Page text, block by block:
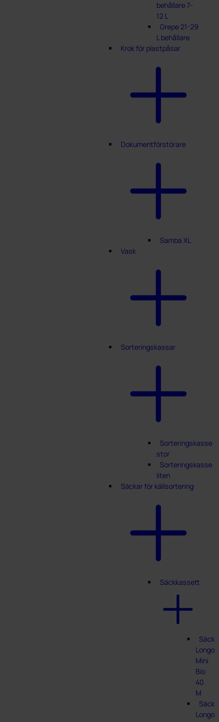
behållare 7-
12 L
Grepe 21-29
L behållare
Krok för plastpåsar
Dokumentförstörare
Samba XL
Vask
Sorteringskassar
Sorteringskasse
stor
Sorteringskasse
liten
Säckar för källsortering
Säckkassett
Mini
Bio
40
M